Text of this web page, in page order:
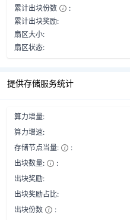
累计出块份数
:
累计出块奖励:
扇区大小:
扇区状态:
提供存储服务统计
算力增量:
算力增速:
存储节点当量:
:
出块数量:
:
出块奖励:
出块奖励占比:
出块份数
: